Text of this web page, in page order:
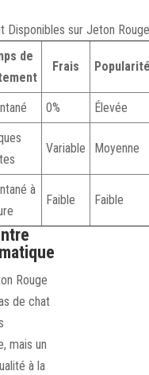
Disponibles sur Jeton Rouge
de
Frais
0%
Élevée
Variable Moyenne
à
Faible Faible
Rouge
de chat
mais un
à la